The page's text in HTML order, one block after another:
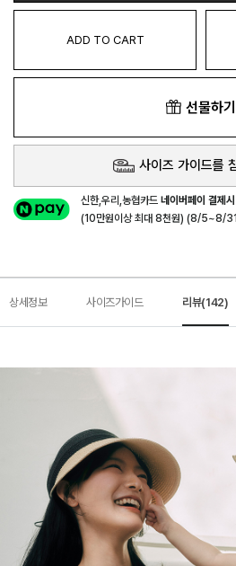
ADD TO CART
선물하기
사이즈 가이드를
신한,우리,농협카드네이버페이 결제
(10만원이상 최대 8천원) (8/5~8/
상세정보 사이즈가이드 리뷰(142)